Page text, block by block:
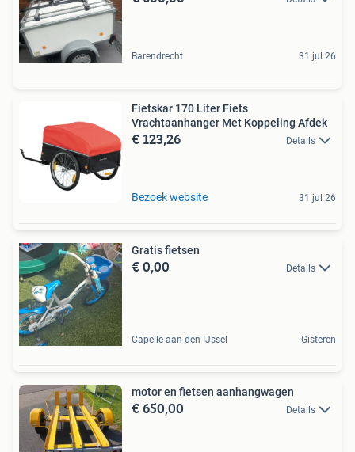
Barendrecht 31 jul 26
Fietskar 170 Liter Fiets
Vrachtaanhanger Met Koppeling Afdek
€ 123,26 Details
Bezoek website 31 jul 26
Gratis fietsen
€ 0,00 Details
Capelle aan den IJssel Gisteren
motor en fietsen aanhangwagen
€ 650,00 Details